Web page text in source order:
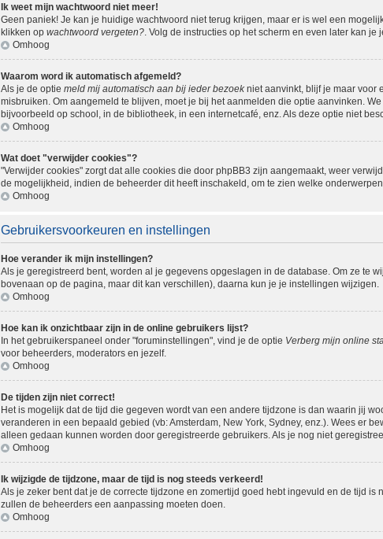
Ik weet mijn wachtwoord niet meer!
Geen paniek! Je kan je huidige wachtwoord niet terug krijgen, maar er is wel een
klikken op wachtwoord vergeten?. Volg de instructies op het scherm en even later kan je
Omhoog
Waarom word ik automatisch afgemeld?
Als je de optie meld mij automatisch aan bij ieder bezoekniet aanvinkt, blijf je maar voor
misbruiken. Om aangemeld te blijven, moet je bij het aanmelden die optie aanvinken.
bijvoorbeeld op school, in de bibliotheek, in een internetcafé, enz. Als deze optie niet
Omhoog
Wat doet "verwijder cookies"?
"Verwijder cookies" zorgt dat alle cookies die door phpBB3 zijn aangemaakt, weer
de mogelijkheid, indien de beheerder dit heeft inschakeld, om te zien welke
Omhoog
Gebruikersvoorkeuren en instellingen
Hoe verander ik mijn instellingen?
Als je geregistreerd bent, worden al je gegevens opgeslagen in de database. Om ze te
bovenaan op de pagina, maar dit kan verschillen), daarna kun je je instellingen wijzigen.
Omhoog
Hoe kan ik onzichtbaar zijn in de online gebruikers lijst?
In het gebruikerspaneel onder "foruminstellingen", vind je de optie Verberg mijn online
voor beheerders, moderators en jezelf.
Omhoog
De tijden zijn niet correct!
Het is mogelijk dat de tijd die gegeven wordt van een andere tijdzone is dan waarin jij
veranderen in een bepaald gebied (vb: Amsterdam, New York, Sydney, enz.). Wees er
alleen gedaan kunnen worden door geregistreerde gebruikers. Als je nog niet
Omhoog
Ik wijzigde de tijdzone, maar de tijd is nog steeds verkeerd!
Als je zeker bent dat je de correcte tijdzone en zomertijd goed hebt ingevuld en de tijd
zullen de beheerders een aanpassing moeten doen.
Omhoog